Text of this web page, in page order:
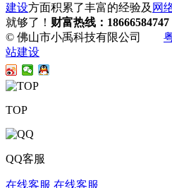
建设方面积累了丰富的经验及 网
就够了！ 财富热线：18666584747
© 佛山市小禹科技有限公司
站建设
TOP
QQ客服
在线客服 在线客服